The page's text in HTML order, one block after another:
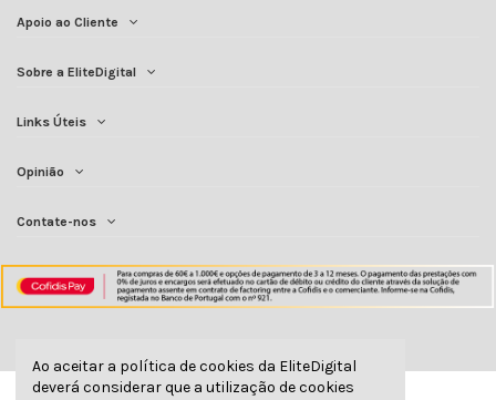
Apoio ao Cliente
Sobre a EliteDigital
Links Úteis
Opinião
Contate-nos
Ao aceitar a política de cookies da EliteDigital
deverá considerar que a utilização de cookies